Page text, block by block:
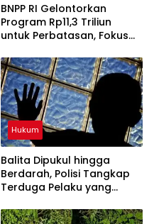
BNPP RI Gelontorkan
Program Rp11,3 Triliun
untuk Perbatasan, Fokus
Kesejahteraan
Hukum
Balita Dipukul hingga
Berdarah, Polisi Tangkap
Terduga Pelaku yang
Kandungnya